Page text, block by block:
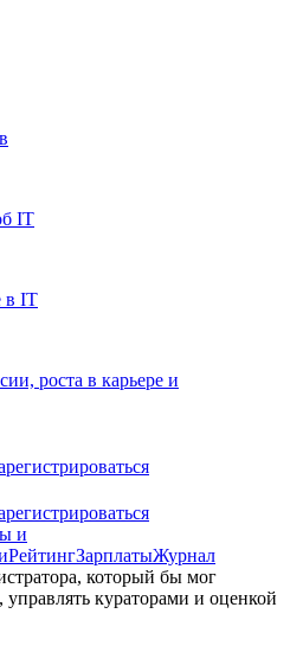
IT
в IT
роста в карьере и
и
РейтингЗарплатыЖурнал
который бы мог
кураторами и оценкой